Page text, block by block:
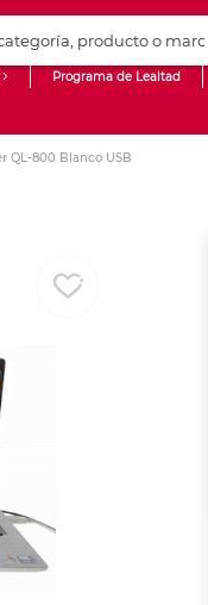
corporativa
Programa de Lealtad
QL-800 Blanco USB